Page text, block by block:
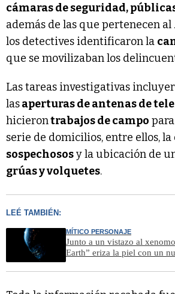
cámaras de seguridad,
además de las que pertenecen al
los detectives identificaron la
que se movilizaban los
Las tareas investigativas
lasaperturas de antenas de
hicierontrabajos de campo para
serie de domicilios, entre ellos, la
sospechososy la ubicación de
grúas y volquetes.
LEÉ TAMBIÉN:
MÍTICO PERSONAJE
Junto a un vistazo al
Earth” eriza la piel con un